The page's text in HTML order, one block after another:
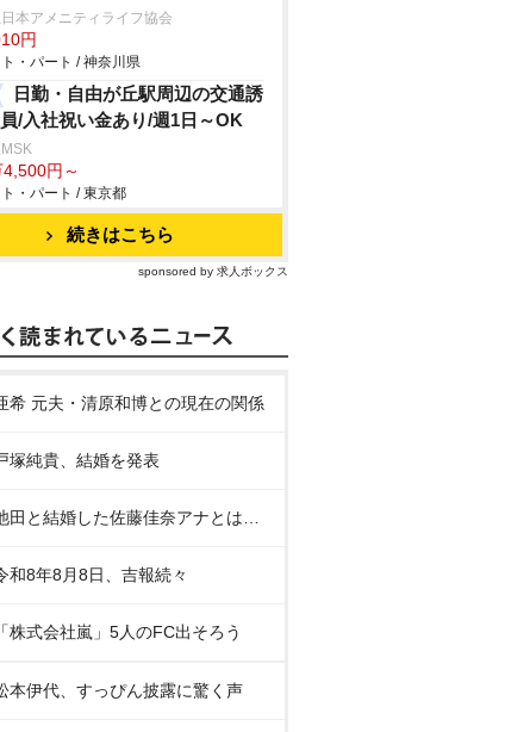
本アメニティライフ協会
円
・パート / 神奈川県
日勤・自由が丘駅周辺の交通誘
/入社祝い金あり/週1日～OK
4,500円～
・パート / 東京都
続きはこちら
sponsored by 求人ボックス
希 元夫・清原和博との現在の関係
塚純貴、結婚を発表
田と結婚した佐藤佳奈アナとは…
和8年8月8日、吉報続々
「株式会社嵐」5人のFC出そろう
本伊代、すっぴん披露に驚く声